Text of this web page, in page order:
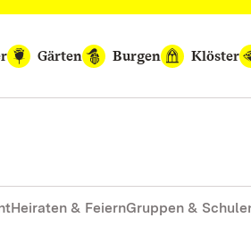
Gärten Burgen Klöster
Heiraten & FeiernGruppen &